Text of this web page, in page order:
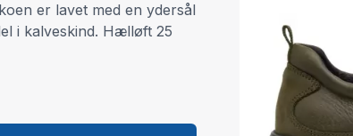
er lavet med en ydersål
i kalveskind. Hælløft 25